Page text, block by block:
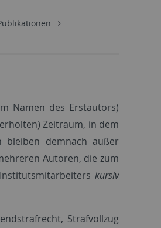
Namen des Erstautors)
Zeitraum, in dem
bleiben demnach außer
Autoren, die zum
kursiv
Strafvollzug